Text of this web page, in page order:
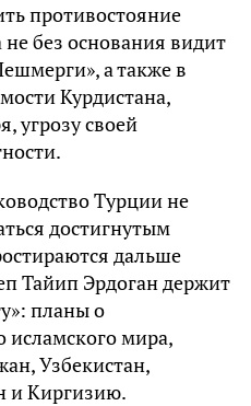
противостояние
без основания видит
а также в
Курдистана,
угрозу своей
Турции не
достигнутым
дальше
Тайип Эрдоган держит
планы о
исламского мира,
Узбекистан,
и Киргизию.